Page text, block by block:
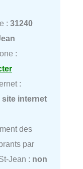
: 31240
:
:
internet
des
par
Jean : non